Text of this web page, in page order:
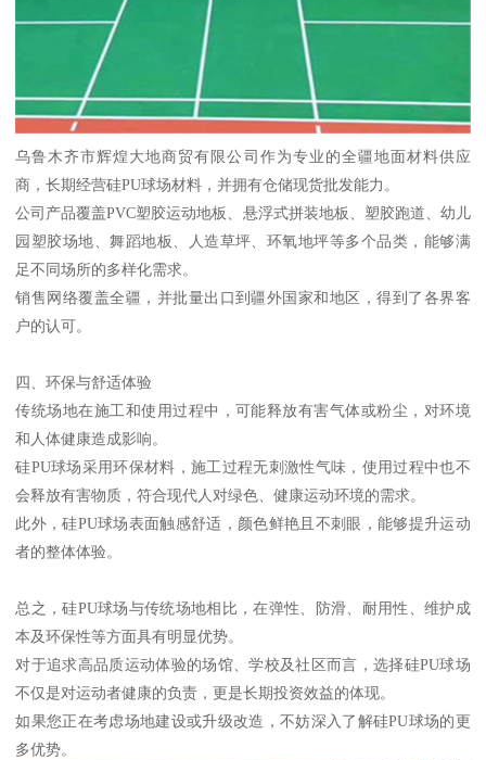
乌鲁木齐市辉煌大地商贸有限公司作为专业的全疆地面材料供应
商，长期经营硅PU球场材料，并拥有仓储现货批发能力。
公司产品覆盖PVC塑胶运动地板、悬浮式拼装地板、塑胶跑道、幼儿
园塑胶场地、舞蹈地板、人造草坪、环氧地坪等多个品类，能够满
足不同场所的多样化需求。
销售网络覆盖全疆，并批量出口到疆外国家和地区，得到了各界客
户的认可。
四、环保与舒适体验
传统场地在施工和使用过程中，可能释放有害气体或粉尘，对环境
和人体健康造成影响。
硅PU球场采用环保材料，施工过程无刺激性气味，使用过程中也不
会释放有害物质，符合现代人对绿色、健康运动环境的需求。
此外，硅PU球场表面触感舒适，颜色鲜艳且不刺眼，能够提升运动
者的整体体验。
总之，硅PU球场与传统场地相比，在弹性、防滑、耐用性、维护成
本及环保性等方面具有明显优势。
对于追求高品质运动体验的场馆、学校及社区而言，选择硅PU球场
不仅是对运动者健康的负责，更是长期投资效益的体现。
如果您正在考虑场地建设或升级改造，不妨深入了解硅PU球场的更
多优势。